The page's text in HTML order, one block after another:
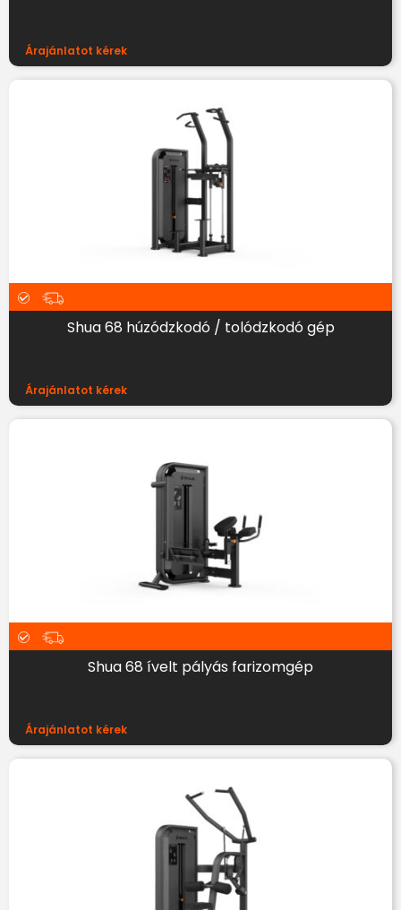
Árajánlatot kérek
Shua 68 húzódzkodó / tolódzkodó gép
Árajánlatot kérek
Shua 68 ívelt pályás farizomgép
Árajánlatot kérek